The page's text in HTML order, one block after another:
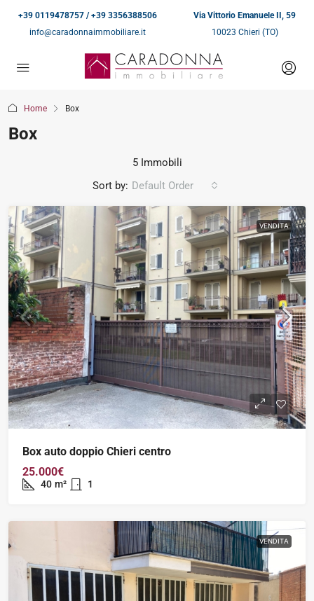
+39 0119478757 / +39 3356388506
info@caradonnaimmobiliare.it
Via Vittorio Emanuele II, 59
10023 Chieri (TO)
Home Box
Box
5 Immobili
Sort by: Default Order
VENDITA
Box auto doppio Chieri centro
25.000€
40 m² 1
VENDITA